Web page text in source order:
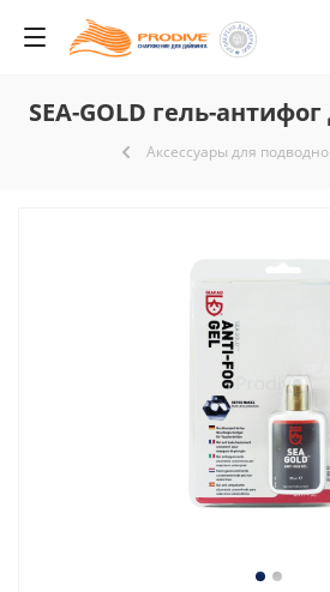
SEA-GOLD гель-
Аксессуары для